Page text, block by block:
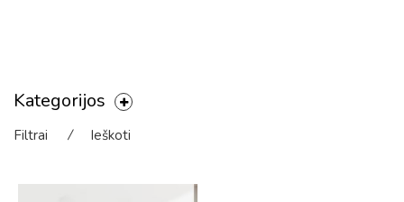
Kategorijos
Filtrai ⁄ Ieškoti